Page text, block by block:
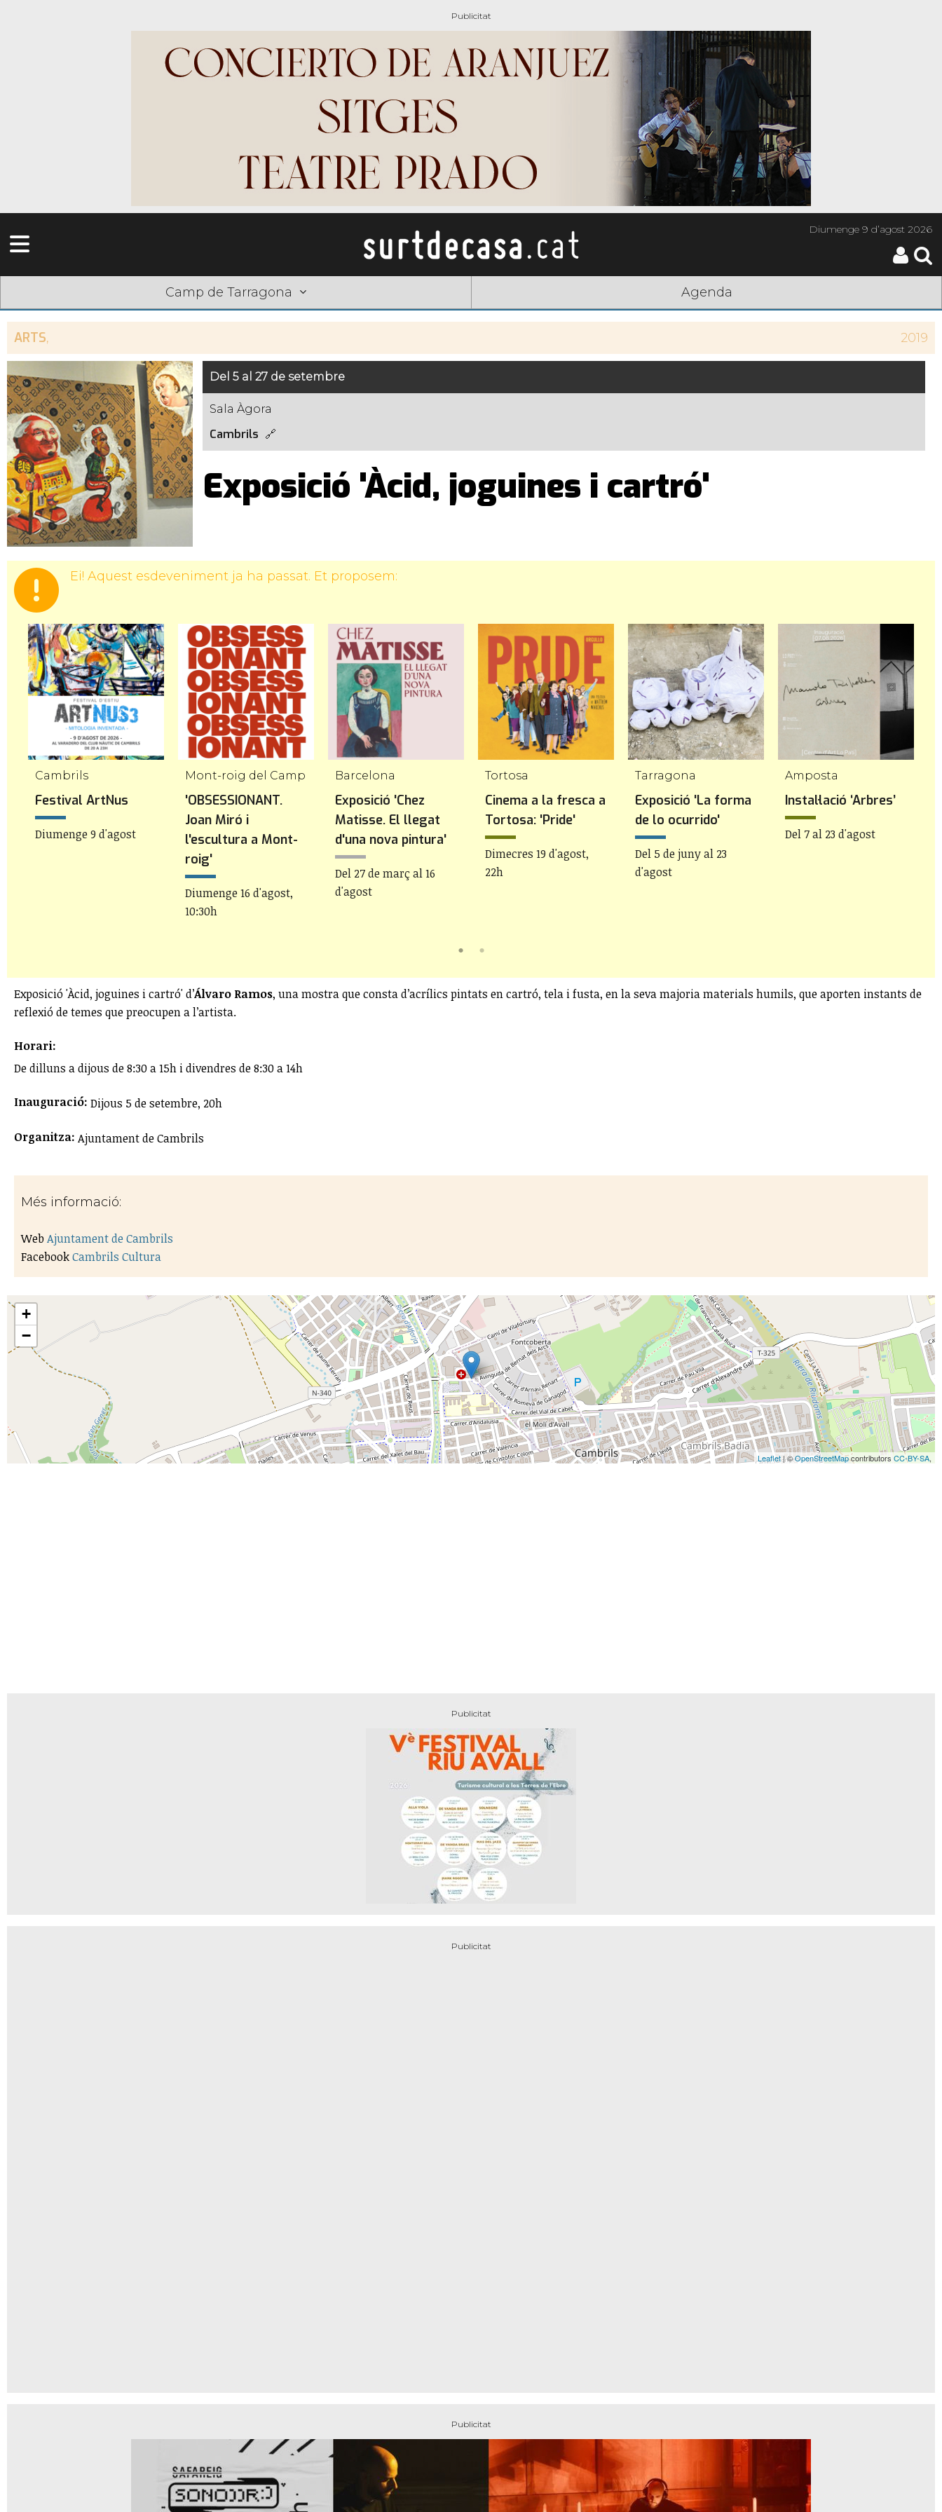
Diumenge9 d’agost 2026
Camp de Tarragona Agenda
ARTS, 2019
Del 5 al 27 de setembre
Sala Àgora
Cambrils
Exposició 'Àcid, joguines i cartró'
Ei! Aquest esdeveniment ja ha passat. Et proposem:
Cambrils
Festival ArtNus
Diumenge 9 d'agost
Mont-roig del Camp
'OBSESSIONANT.
Joan Miró i
l'escultura a Mont-
roig'
Diumenge 16 d'agost,
10:30h
Barcelona
Exposició 'Chez
Matisse. El llegat
d'una nova pintura'
Del 27 de març al 16
d'agost
Tortosa
Cinema a la fresca a
Tortosa: 'Pride'
Dimecres 19 d'agost,
22h
Tarragona
Exposició 'La forma
de lo ocurrido'
Del 5 de juny al 23
d'agost
Amposta
Instal·lació ‘Arbres’
Del 7 al 23 d'agost
Exposició 'Àcid, joguines i cartró' d’Álvaro Ramos, una mostra que consta d’acrílics pintats en cartró, tela i fusta, en la seva majoria materials humils, que aporten instants de
reflexió de temes que preocupen a l’artista.
Horari:
De dilluns a dijous de 8:30 a 15h i divendres de 8:30 a 14h
Inauguració: Dijous 5 de setembre, 20h
Organitza: Ajuntament de Cambrils
Més informació:
WebAjuntament de Cambrils
FacebookCambrils Cultura
+
−
Leaflet| ©OpenStreetMapcontributors CC-BY-SA,